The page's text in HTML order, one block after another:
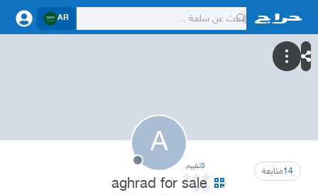
AR
A
14متابعة 0تقييم
aghrad for sale